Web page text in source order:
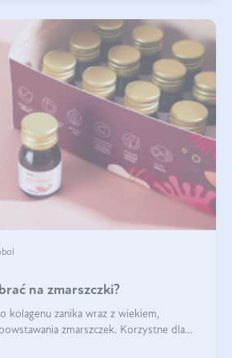
na zmarszczki?
kolagenu zanika wraz z wiekiem,
zmarszczek. Korzystne dla